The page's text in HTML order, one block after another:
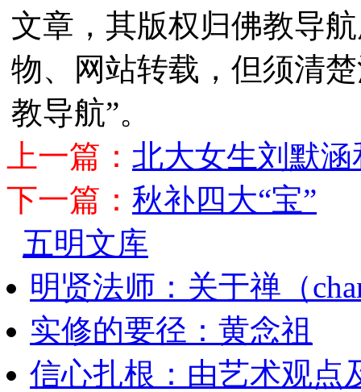
文章，其版权归佛教导
物、网站转载，但须清
教导航”。
上一篇： 北大女生刘默涵
下一篇： 秋补四大“宝”
五明文库
明贤法师：关于禅（
实修的要径：黄念祖
信心扎根：由艺术观点